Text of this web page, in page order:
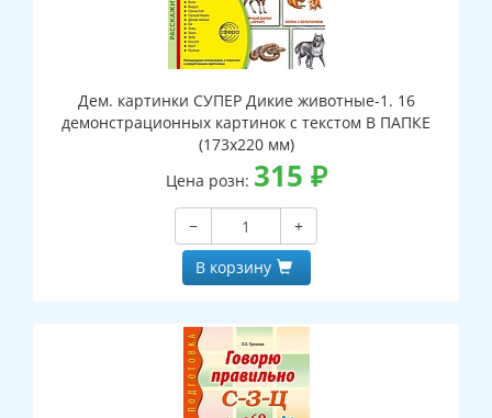
Дем. картинки СУПЕР Дикие животные-1. 16
демонстрационных картинок с текстом В ПАПКЕ
(173х220 мм)
Цена розн: 315 ₽
−
+
В корзину